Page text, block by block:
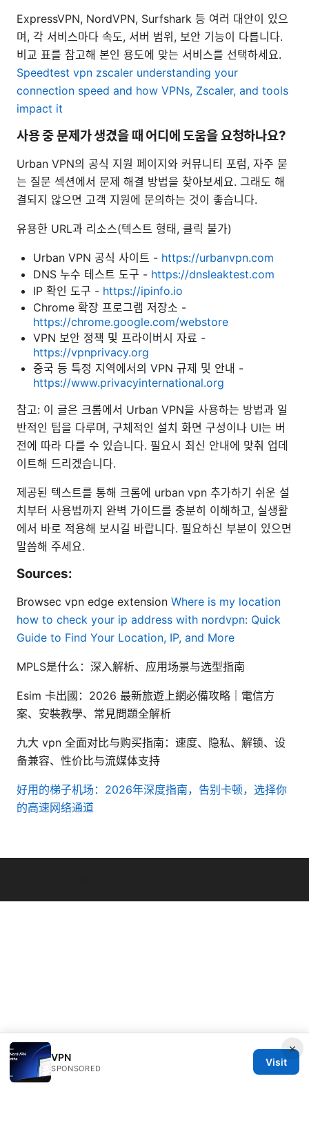
ExpressVPN, NordVPN, Surfshark 등 여러 대안이 있으
며, 각 서비스마다 속도, 서버 범위, 보안 기능이 다릅니다.
비교 표를 참고해 본인 용도에 맞는 서비스를 선택하세요.
Speedtest vpn zscaler understanding your
connection speed and how VPNs, Zscaler, and tools
impact it
사용 중 문제가 생겼을 때 어디에 도움을 요청하나요?
Urban VPN의 공식 지원 페이지와 커뮤니티 포럼, 자주 묻
는 질문 섹션에서 문제 해결 방법을 찾아보세요. 그래도 해
결되지 않으면 고객 지원에 문의하는 것이 좋습니다.
유용한 URL과 리소스(텍스트 형태, 클릭 불가)
Urban VPN 공식 사이트 - https://urbanvpn.com
DNS 누수 테스트 도구 - https://dnsleaktest.com
IP 확인 도구 - https://ipinfo.io
Chrome 확장 프로그램 저장소 -
https://chrome.google.com/webstore
VPN 보안 정책 및 프라이버시 자료 -
https://vpnprivacy.org
중국 등 특정 지역에서의 VPN 규제 및 안내 -
https://www.privacyinternational.org
참고: 이 글은 크롬에서 Urban VPN을 사용하는 방법과 일
반적인 팁을 다루며, 구체적인 설치 화면 구성이나 UI는 버
전에 따라 다를 수 있습니다. 필요시 최신 안내에 맞춰 업데
이트해 드리겠습니다.
제공된 텍스트를 통해 크롬에 urban vpn 추가하기 쉬운 설
치부터 사용법까지 완벽 가이드를 충분히 이해하고, 실생활
에서 바로 적용해 보시길 바랍니다. 필요하신 부분이 있으면
말씀해 주세요.
Sources:
Browsec vpn edge extension Where is my location
how to check your ip address with nordvpn: Quick
Guide to Find Your Location, IP, and More
MPLS是什么：深入解析、应用场景与选型指南
Esim 卡出國：2026 最新旅遊上網必備攻略｜電信方
案、安裝教學、常見問題全解析
九大 vpn 全面对比与购买指南：速度、隐私、解锁、设
备兼容、性价比与流媒体支持
好用的梯子机场：2026年深度指南，告别卡顿，选择你
的高速网络通道
×
VPN
SPONSORED
Visit